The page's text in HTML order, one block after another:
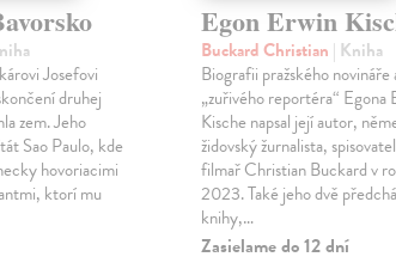
Josefovi
druhej
zem. Jeho
Sao Paulo, kde
hovoriacimi
ktorí mu
Egon Erwin
Buckard Christian | Kniha
Biografii pražského novináře
„zuřivého reportéra“ Egona
Kische napsal její autor,
židovský žurnalista,
filmař Christian Buckard v
2023. Také jeho dvě
knihy,…
Zasielame do 12 dní